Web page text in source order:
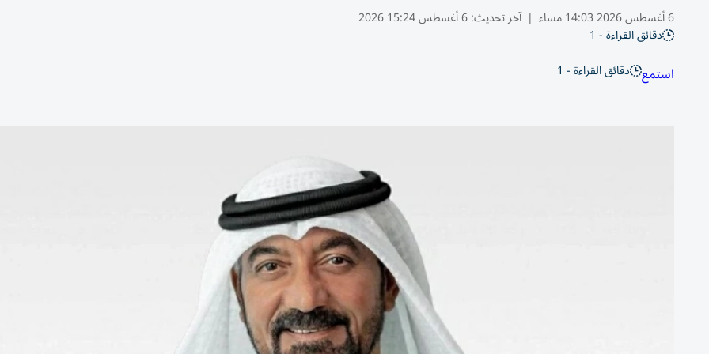
6 أغسطس 2026 14:03 مساء | آخر تحديث:6 أغسطس 15:24 2026
دقائق القراءة - 1
استمع دقائق القراءة - 1